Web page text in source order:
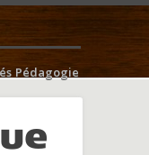
Pédagogie